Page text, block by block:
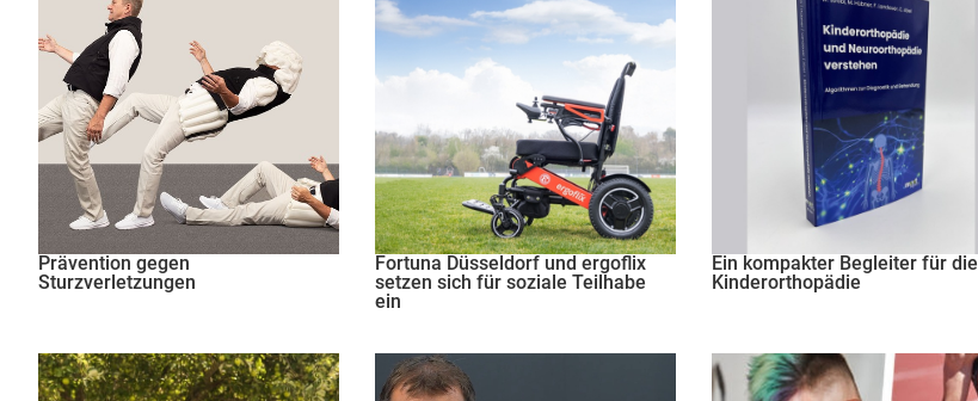
Prävention gegen
Sturzverletzungen
Fortuna Düsseldorf und ergoflix
setzen sich für soziale Teilhabe
ein
Ein kompakter Begleiter für die
Kinderorthopädie